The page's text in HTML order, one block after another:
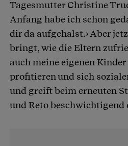
Tagesmutter Christine
Anfang habe ich schon
dir da aufgehalst.› Aber
bringt, wie die Eltern
auch meine eigenen
profitieren und sich
und greift beim erneuten
und Reto beschwichtigend